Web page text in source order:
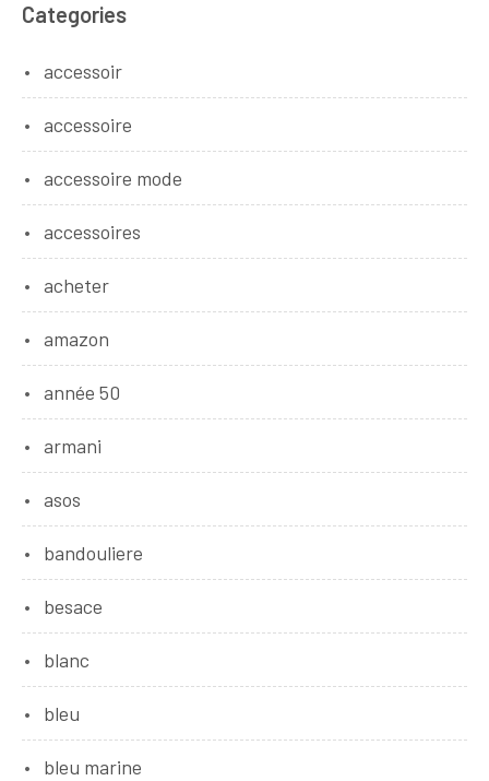
Categories
accessoir
accessoire
accessoire mode
accessoires
acheter
amazon
année 50
armani
asos
bandouliere
besace
blanc
bleu
bleu marine